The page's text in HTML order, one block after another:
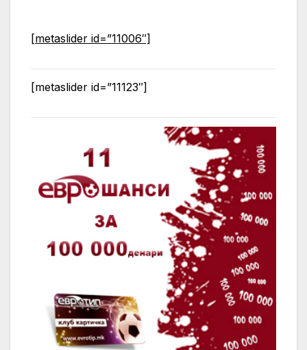
[metaslider id=”11006″]
[metaslider id=”11123″]